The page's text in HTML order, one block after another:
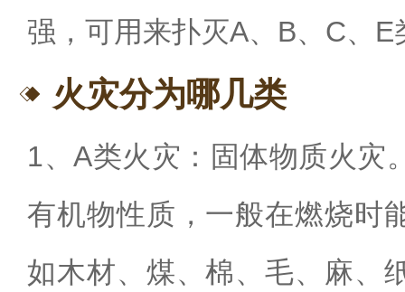
强， 可用来扑灭A、 B、 C、 E
火灾分为哪几类
1、A类火灾：固体物质火灾
有机物性质 ， 一般在燃烧时
如木材、煤、棉、毛、麻、